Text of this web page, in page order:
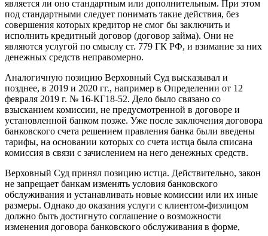
является ли оно стандартным или дополнительным. При этом
под стандартными следует понимать такие действия, без
совершения которых кредитор не смог бы заключить и
исполнить кредитный договор (договор займа). Они не
являются услугой по смыслу ст. 779 ГК РФ, и взимание за них
денежных средств неправомерно.
Аналогичную позицию Верховный Суд высказывал и
позднее, в 2019 и 2020 гг., например в Определении от 12
февраля 2019 г. № 16-КГ18-52. Дело было связано со
взысканием комиссии, не предусмотренной в договоре и
установленной банком позже. Уже после заключения договора
банковского счета решением правления банка были введены
тарифы, на основании которых со счета истца была списана
комиссия в связи с зачислением на него денежных средств.
Верховный Суд принял позицию истца. Действительно, закон
не запрещает банкам изменять условия банковского
обслуживания и устанавливать новые комиссии или их иные
размеры. Однако до оказания услуги с клиентом-физлицом
должно быть достигнуто соглашение о возможности
изменения договора банковского обслуживания в форме,